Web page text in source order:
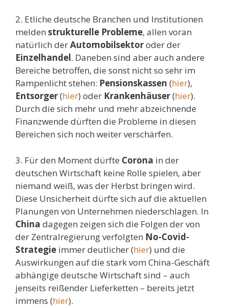
2. Etliche deutsche Branchen und Institutionen
melden strukturelle Probleme, allen voran
natürlich derAutomobilsektoroder der
Einzelhandel. Daneben sind aber auch andere
Bereiche betroffen, die sonst nicht so sehr im
Rampenlicht stehen: Pensionskassen (hier),
Entsorger(hier) oder Krankenhäuser(hier).
Durch die sich mehr und mehr abzeichnende
Finanzwende dürften die Probleme in diesen
Bereichen sich noch weiter verschärfen.
3. Für den Moment dürfte Corona in der
deutschen Wirtschaft keine Rolle spielen, aber
niemand weiß, was der Herbst bringen wird.
Diese Unsicherheit dürfte sich auf die aktuellen
Planungen von Unternehmen niederschlagen. In
China dagegen zeigen sich die Folgen der von
der Zentralregierung verfolgten No-Covid-
Strategie immer deutlicher (hier) und die
Auswirkungen auf die stark vom China-Geschäft
abhängige deutsche Wirtschaft sind – auch
jenseits reißender Lieferketten – bereits jetzt
immens (hier).